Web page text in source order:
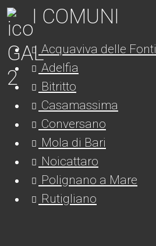
I COMUNI
Acquaviva delle Fonti
Adelfia
Bitritto
Casamassima
Conversano
Mola di Bari
Noicattaro
Polignano a Mare
Rutigliano